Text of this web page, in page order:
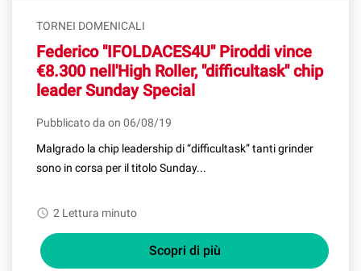
TORNEI DOMENICALI
Federico "IFOLDACES4U" Piroddi vince
€8.300 nell'High Roller, "difficultask" chip
leader Sunday Special
Pubblicato da on 06/08/19
Malgrado la chip leadership di “difficultask” tanti grinder
sono in corsa per il titolo Sunday...
watch_later 2 Lettura minuto
Scopri di più